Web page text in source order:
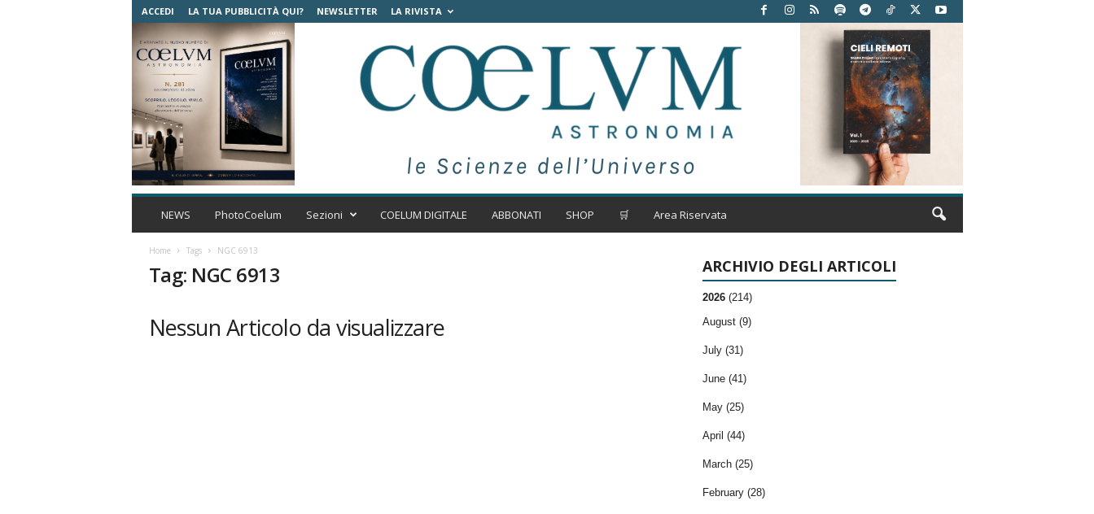
ACCEDI LA TUA PUBBLICITÀ QUI? NEWSLETTER LA RIVISTA
C
t
NEWS PhotoCoelum Sezioni COELUM DIGITALE ABBONATI SHOP 🛒 Area Riservata
Home Tags NGC 6913
Tag: NGC 6913
Nessun Articolo da visualizzare
ARCHIVIO DEGLI ARTICOLI
2026 (214)
August (9)
July (31)
June (41)
May (25)
April (44)
March (25)
February (28)